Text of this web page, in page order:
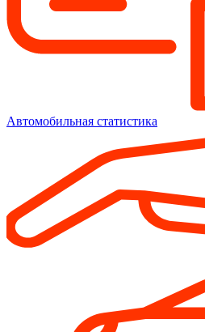
Автомобильная статистика